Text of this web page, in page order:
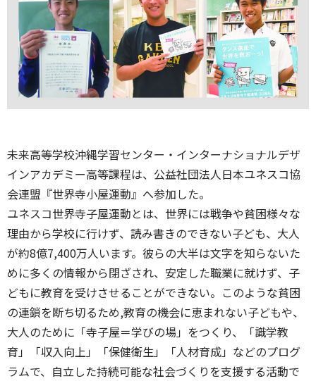
未来高等学校沖縄学習センター・インターナショナルデザ
インアカデミー高等課程は、公益社団法人日本ユネスコ協
会連盟『世界寺小屋運動』へ参加した。
ユネスコ世界寺子屋運動とは、世界には戦争や貧困様々な
理由から学校に行けず、読み書きのできない子ども、大人
が約8億7,400万人います。彼らの大半は文字を知らないた
めに多くの情報から閉ざされ、安定した職業に就けず、子
どもに教育を受けさせることができない。このような貧困
の連鎖を断ち切るため,教育の機会に恵まれない子どもや、
大人のために「寺子屋＝学びの場」をつくり、「識学教
育」「収入向上」「保健衛生」「人材育成」などのプログ
ラムで、自立した持続可能な社会づくりを支援する活動で